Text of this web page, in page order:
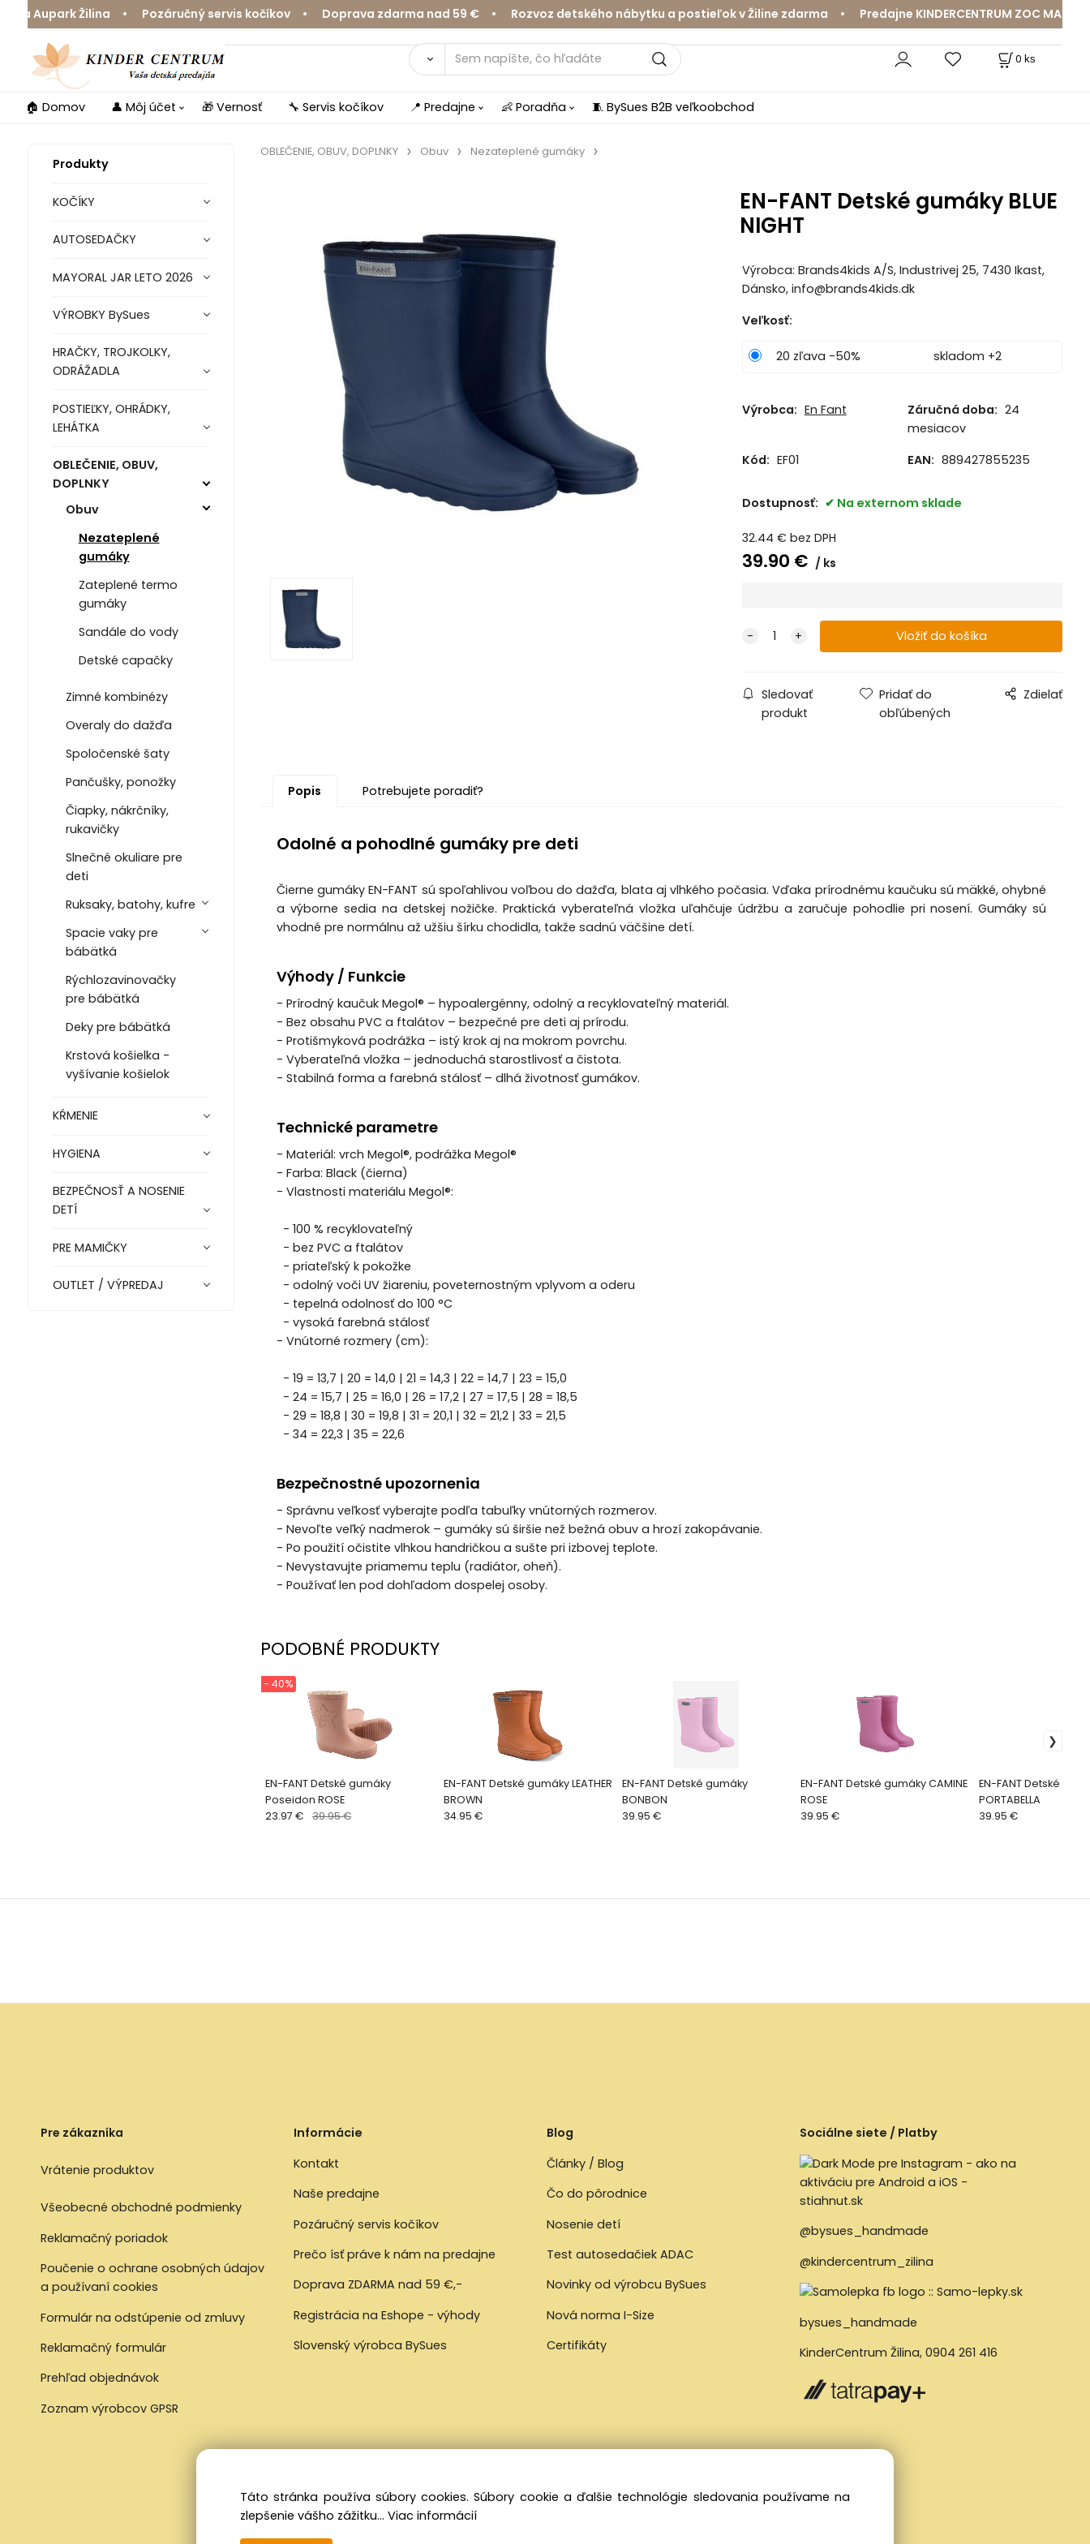
Aupark Žilina • Pozáručný servis kočíkov • Doprava zdarma nad 59 € • Rozvoz detského nábytku a postieľok v Žiline zdarma • Predajne KINDERCENTRUM ZOC MAX a
0 ks
🏠 Domov 👤 Môj účet 🎁 Vernosť 🔧 Servis kočíkov 📍 Predajne 👶 Poradňa 🧵 BySues B2B veľkoobchod
Produkty
KOČÍKY
AUTOSEDAČKY
MAYORAL JAR LETO 2026
VÝROBKY BySues
HRAČKY, TROJKOLKY,
ODRÁŽADLA
POSTIEĽKY, OHRÁDKY,
LEHÁTKA
OBLEČENIE, OBUV,
DOPLNKY
Obuv
Nezateplené
gumáky
Zateplené termo
gumáky
Sandále do vody
Detské capačky
Zimné kombinézy
Overaly do dažďa
Spoločenské šaty
Pančušky, ponožky
Čiapky, nákrčníky,
rukavičky
Slnečné okuliare pre
deti
Ruksaky, batohy, kufre
Spacie vaky pre
bábätká
Rýchlozavinovačky
pre bábätká
Deky pre bábätká
Krstová košielka -
vyšívanie košielok
KŔMENIE
HYGIENA
BEZPEČNOSŤ A NOSENIE
DETÍ
PRE MAMIČKY
OUTLET / VÝPREDAJ
OBLEČENIE, OBUV, DOPLNKY Obuv Nezateplené gumáky
EN-FANT Detské gumáky BLUE
NIGHT
Výrobca: Brands4kids A/S, Industrivej 25, 7430 Ikast,
Dánsko, info@brands4kids.dk
Veľkosť:
20 zľava -50% skladom +2
Výrobca: En Fant Záručná doba: 24
mesiacov
Kód: EF01 EAN: 889427855235
Dostupnosť: Na externom sklade
32.44 € bez DPH
39.90 € ks
Sledovať
produkt
Pridať do
obľúbených
Zdielať
Popis Potrebujete poradiť?
Odolné a pohodlné gumáky pre deti
Čierne gumáky EN-FANT sú spoľahlivou voľbou do dažďa, blata aj vlhkého počasia. Vďaka prírodnému kaučuku sú mäkké, ohybné
a výborne sedia na detskej nožičke. Praktická vyberateľná vložka uľahčuje údržbu a zaručuje pohodlie pri nosení. Gumáky sú
vhodné pre normálnu až užšiu šírku chodidla, takže sadnú väčšine detí.
Výhody / Funkcie
- Prírodný kaučuk Megol® – hypoalergénny, odolný a recyklovateľný materiál.
- Bez obsahu PVC a ftalátov – bezpečné pre deti aj prírodu.
- Protišmyková podrážka – istý krok aj na mokrom povrchu.
- Vyberateľná vložka – jednoduchá starostlivosť a čistota.
- Stabilná forma a farebná stálosť – dlhá životnosť gumákov.
Technické parametre
- Materiál: vrch Megol®, podrážka Megol®
- Farba: Black (čierna)
- Vlastnosti materiálu Megol®:
- 100 % recyklovateľný
- bez PVC a ftalátov
- priateľský k pokožke
- odolný voči UV žiareniu, poveternostným vplyvom a oderu
- tepelná odolnosť do 100 °C
- vysoká farebná stálosť
- Vnútorné rozmery (cm):
- 19 = 13,7 | 20 = 14,0 | 21 = 14,3 | 22 = 14,7 | 23 = 15,0
- 24 = 15,7 | 25 = 16,0 | 26 = 17,2 | 27 = 17,5 | 28 = 18,5
- 29 = 18,8 | 30 = 19,8 | 31 = 20,1 | 32 = 21,2 | 33 = 21,5
- 34 = 22,3 | 35 = 22,6
Bezpečnostné upozornenia
- Správnu veľkosť vyberajte podľa tabuľky vnútorných rozmerov.
- Nevoľte veľký nadmerok – gumáky sú širšie než bežná obuv a hrozí zakopávanie.
- Po použití očistite vlhkou handričkou a sušte pri izbovej teplote.
- Nevystavujte priamemu teplu (radiátor, oheň).
- Používať len pod dohľadom dospelej osoby.
PODOBNÉ PRODUKTY
EN-FANT Detské gumáky
Poseidon ROSE
- 40%
23.97 € 39.95 €
EN-FANT Detské gumáky LEATHER
BROWN
34.95 €
EN-FANT Detské gumáky
BONBON
39.95 €
EN-FANT Detské gumáky CAMINE
ROSE
39.95 €
EN-FANT Detské
PORTABELLA
39.95 €
Pre zákazníka
Vrátenie produktov
Všeobecné obchodné podmienky
Reklamačný poriadok
Poučenie o ochrane osobných údajov
a používaní cookies
Formulár na odstúpenie od zmluvy
Reklamačný formulár
Prehľad objednávok
Zoznam výrobcov GPSR
Informácie
Kontakt
Naše predajne
Pozáručný servis kočíkov
Prečo ísť práve k nám na predajne
Doprava ZDARMA nad 59 €,-
Registrácia na Eshope - výhody
Slovenský výrobca BySues
Blog
Články / Blog
Čo do pôrodnice
Nosenie detí
Test autosedačiek ADAC
Novinky od výrobcu BySues
Nová norma I-Size
Certifikáty
Sociálne siete / Platby
@bysues_handmade
@kindercentrum_zilina
bysues_handmade
KinderCentrum Žilina,0904 261 416
Táto stránka používa súbory cookies. Súbory cookie a ďalšie technológie sledovania používame na
zlepšenie vášho zážitku... Viac informácií